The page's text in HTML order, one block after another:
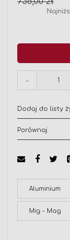
-
Dodaj do listy
Porównaj
Aluminium
Mig - Mag